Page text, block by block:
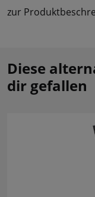
zur
Diese
dir gefallen